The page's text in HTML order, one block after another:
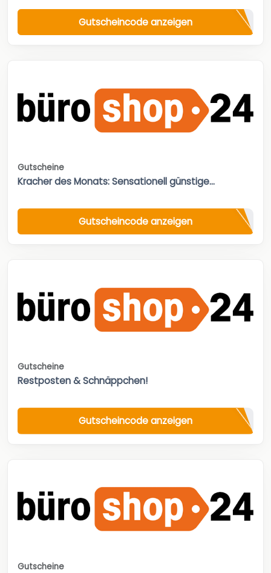
Gutscheincode anzeigen
Gutscheine
Kracher des Monats: Sensationell günstige...
Gutscheincode anzeigen
Gutscheine
Restposten & Schnäppchen!
Gutscheincode anzeigen
Gutscheine